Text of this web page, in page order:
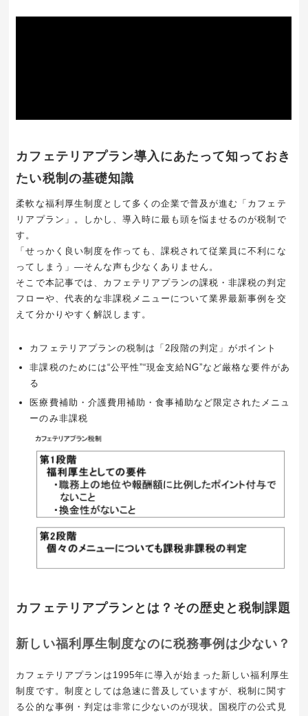
カフェテリアプラン導入にあたって知っておき
たい税制の基礎知識
柔軟な福利厚生制度として多くの企業で普及が進む「カフェテ
リアプラン」。しかし、導入時に最も頭を悩ませるのが税制で
す。
「せっかく良い制度を作っても、課税されて従業員に不利にな
ってしまう」―そんな声も少なくありません。
そこで本記事では、カフェテリアプランの課税・非課税の判定
フローや、代表的な非課税メニューについて業界最新事例を交
えて分かりやすく解説します。
カフェテリアプランの税制は「2段階の判定」がポイント
非課税のためには“公平性”“現金支給NG”など厳格な要件があ
る
医療費補助・介護費用補助・食事補助など限定されたメニュ
ーのみ非課税
カフェテリアプランとは？その歴史と税制課題
新しい福利厚生制度なのに税務事例は少ない？
カフェテリアプランは1995年に導入が始まった新しい福利厚生
制度です。制度としては急速に普及していますが、税制に関す
る公的な事例・判定は非常に少ないのが現状。国税庁の公式見